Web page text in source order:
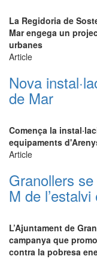
La Regidoria de
Mar engega un
urbanes
Article
Nova
de Mar
Comença la
equipaments
Article
Granollers
M de
L’Ajuntament de
campanya que
contra la pobresa